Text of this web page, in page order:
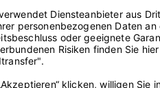
von jeder Art von